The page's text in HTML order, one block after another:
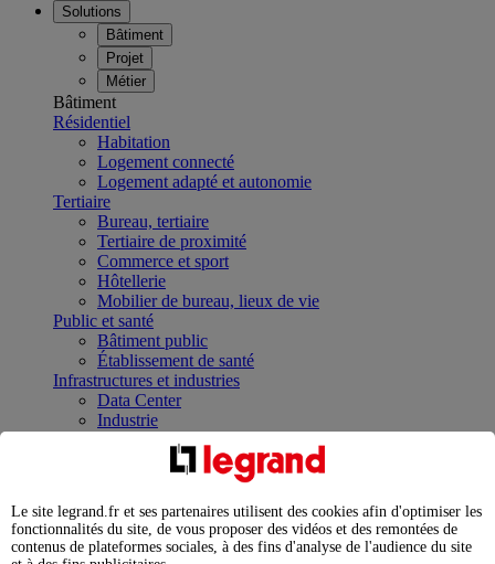
Solutions
Bâtiment
Projet
Métier
Bâtiment
Résidentiel
Habitation
Logement connecté
Logement adapté et autonomie
Tertiaire
Bureau, tertiaire
Tertiaire de proximité
Commerce et sport
Hôtellerie
Mobilier de bureau, lieux de vie
Public et santé
Bâtiment public
Établissement de santé
Infrastructures et industries
Data Center
Industrie
Infrastructures
Contrôler et planifier le fonctionnement des appareils
Répartir et optimiser son tableau électrique
Legrand Data Center Solutions : concentrer les
expertises au service de vos performances
Le site legrand.fr et ses partenaires utilisent des cookies afin d'optimiser les
fonctionnalités du site, de vous proposer des vidéos et des remontées de
contenus de plateformes sociales, à des fins d'analyse de l'audience du site